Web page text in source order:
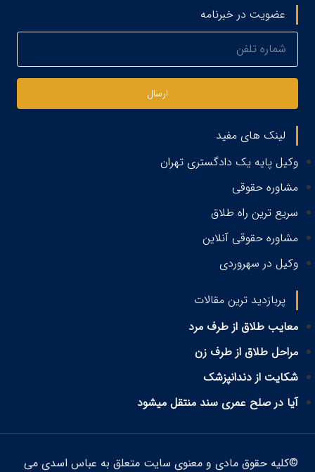
عضویت در خبرنامه
ارسال
لینک های مفید
وکیل پایه یک دادگستری تهران
مشاوره حقوقی
سریع ترین راه طلاق
مشاوره حقوقی آنلاین
وکیل در سهروردی
پربازدید ترین مقالات
معایب طلاق از طرف مرد
مراحل طلاق از طرف زن
شکایت از دندانپزشک
آیا در صلح عمری سند منتقل میشود
©کلیه حقوق مادی و معنوی سایت متعلق به عباس اسدی می